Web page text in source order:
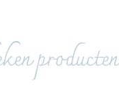
producten